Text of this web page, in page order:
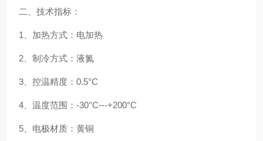
二、技术指标：
1、加热方式：电加热
2、制冷方式：液氮
3、控温精度：0.5°C
4、温度范围：-30°C---+200°C
5、电极材质：黄铜